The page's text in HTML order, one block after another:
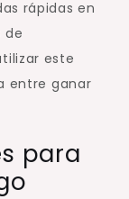
rápidas en
de
este
entre ganar
para